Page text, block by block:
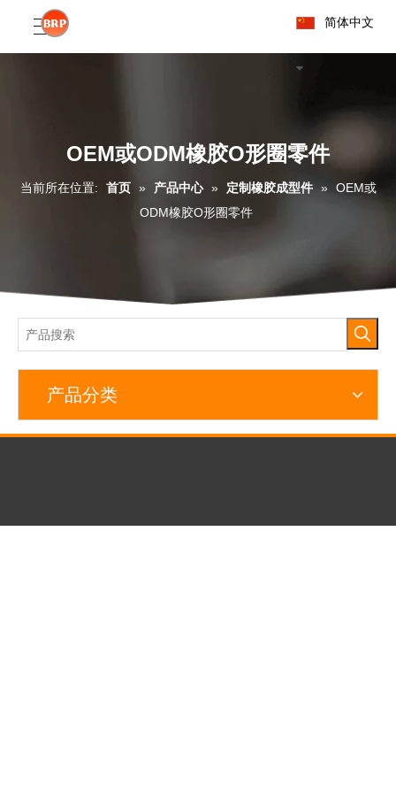
简体中文
OEM或ODM橡胶O形圈零件
当前所在位置: 首页 » 产品中心 » 定制橡胶成型件 » OEM或
ODM橡胶O形圈零件
产品分类